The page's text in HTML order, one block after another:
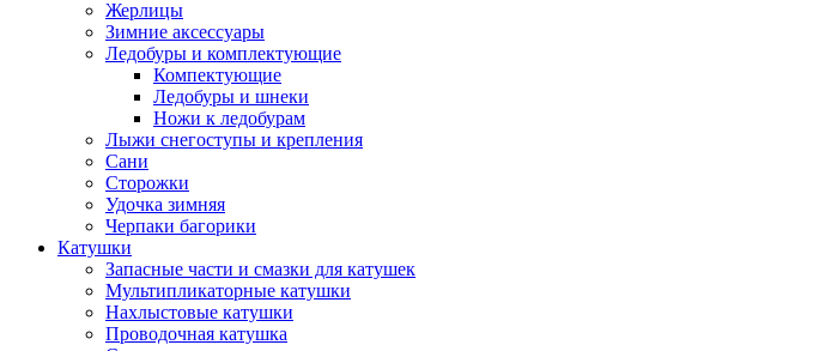
Жерлицы
Зимние аксессуары
Ледобуры и комплектующие
Компектующие
Ледобуры и шнеки
Ножи к ледобурам
Лыжи снегоступы и крепления
Сани
Сторожки
Удочка зимняя
Черпаки багорики
Катушки
Запасные части и смазки для катушек
Мультипликаторные катушки
Нахлыстовые катушки
Проводочная катушка